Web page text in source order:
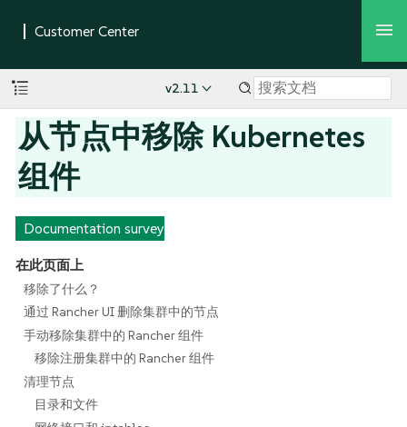
v2.11
从节点中移除 Kubernetes
组件
Documentation survey
在此页面上
移除了什么？
通过 Rancher UI 删除集群中的节点
手动移除集群中的 Rancher 组件
移除注册集群中的 Rancher 组件
清理节点
目录和文件